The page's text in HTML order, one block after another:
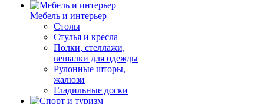
Мебель и интерьер
Столы
Стулья и кресла
Полки, стеллажи,
вешалки для одежды
Рулонные шторы,
жалюзи
Гладильные доски